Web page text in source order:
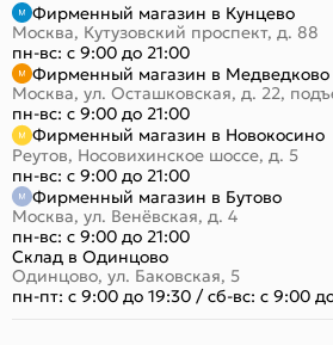
Фирменный магазин в Кунцево
Москва, Кутузовский проспект, д. 88
пн-вс: с 9:00 до 21:00
Фирменный магазин в Медведково
Москва, ул. Осташковская, д. 22,
пн-вс: с 9:00 до 21:00
Фирменный магазин в Новокосино
Реутов, Носовихинское шоссе, д. 5
пн-вс: с 9:00 до 21:00
Фирменный магазин в Бутово
Москва, ул. Венёвская, д. 4
пн-вс: с 9:00 до 21:00
Склад в Одинцово
Одинцово, ул. Баковская, 5
пн-пт: с 9:00 до 19:30 /сб-вс: с 9:00